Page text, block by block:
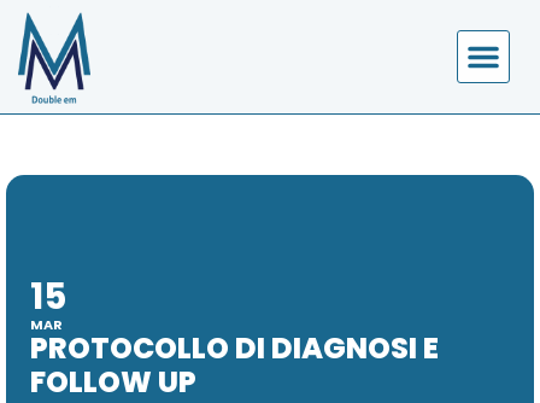
15
MAR
PROTOCOLLO DI DIAGNOSI E
FOLLOW UP